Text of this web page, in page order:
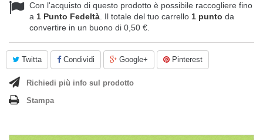
Con l'acquisto di questo prodotto è possibile raccogliere fino
a 1 Punto Fedeltà . Il totale del tuo carrello 1 punto da
convertire in un buono di 0,50 €
Twitta Condividi Google+ Pinterest
Richiedi più info sul prodotto
Stampa